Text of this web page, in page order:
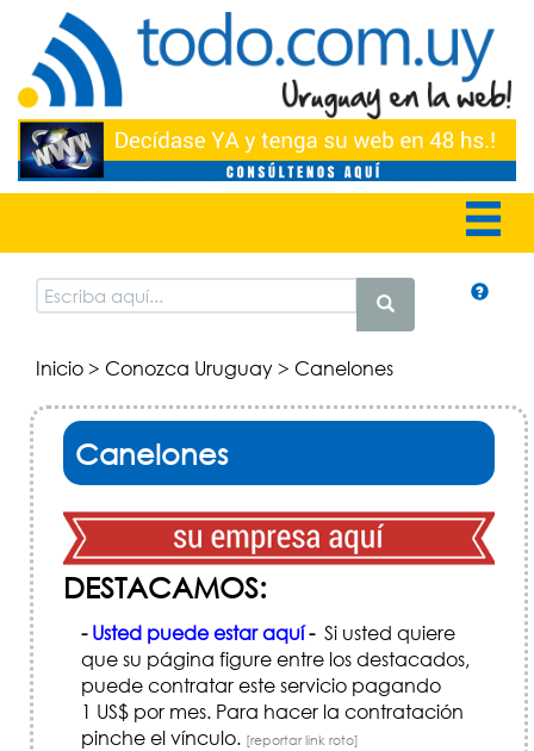
Inicio> Conozca Uruguay> Canelones
Canelones
DESTACAMOS:
- Usted puede estar aquí-Si usted quiere
que su página figure entre los destacados,
puede contratar este servicio pagando
1 US$ por mes. Para hacer la contratación
pinche el vínculo. [reportar link roto]